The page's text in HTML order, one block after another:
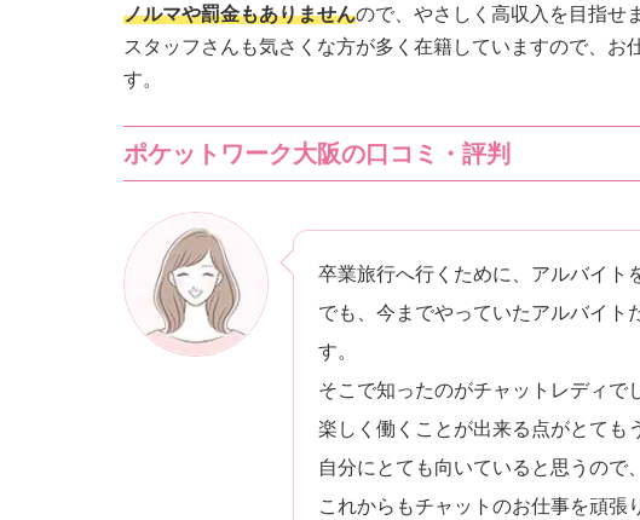
ノルマや罰金もありませんので、やさしく高収入を目指せ
スタッフさんも気さくな方が多く在籍していますので、お
す。
ポケットワーク大阪の口コミ・評判
卒業旅行へ行くために、アルバイト
でも、今までやっていたアルバイト
す。
そこで知ったのがチャットレディで
楽しく働くことが出来る点がとても
自分にとても向いていると思うので
これからもチャットのお仕事を頑張